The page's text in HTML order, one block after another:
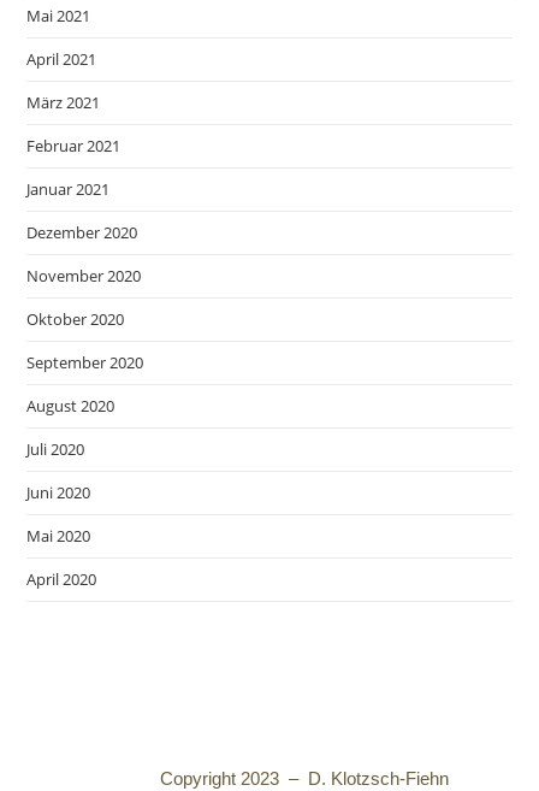
Mai 2021
April 2021
März 2021
Februar 2021
Januar 2021
Dezember 2020
November 2020
Oktober 2020
September 2020
August 2020
Juli 2020
Juni 2020
Mai 2020
April 2020
Copyright 2023 – D. Klotzsch-Fiehn